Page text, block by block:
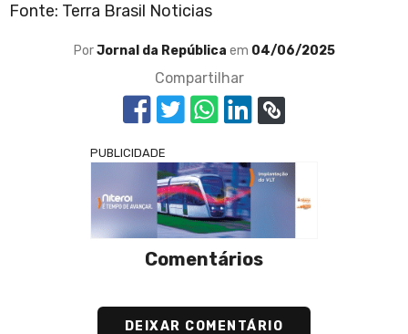
Fonte: Terra Brasil Noticias
PorJornal da República em 04/06/2025
Compartilhar
PUBLICIDADE
Comentários
DEIXAR COMENTÁRIO